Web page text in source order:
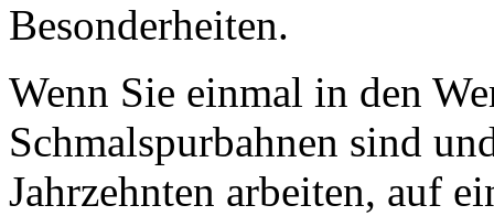
Besonderheiten.
Wenn Sie einmal in den
Schmalspurbahnen sind
Jahrzehnten arbeiten, auf